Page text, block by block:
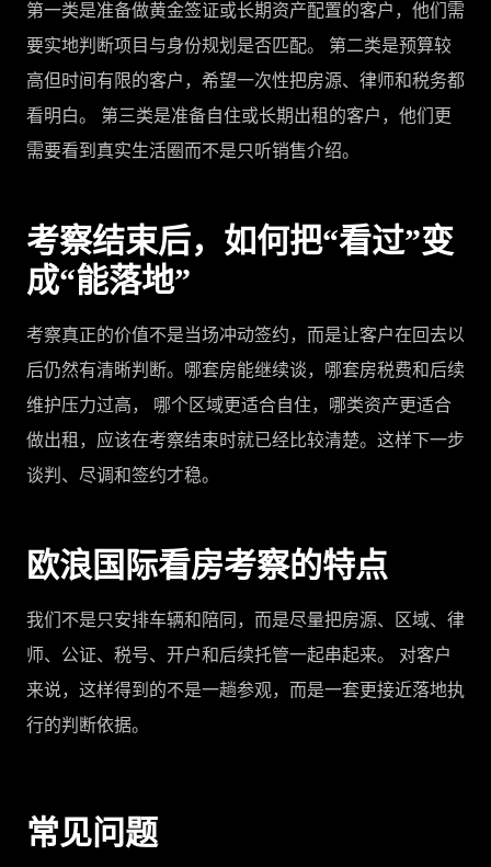
第一类是准备做黄金签证或长期资产配置的客户，他们需
要实地判断项目与身份规划是否匹配。 第二类是预算较
高但时间有限的客户，希望一次性把房源、律师和税务都
看明白。 第三类是准备自住或长期出租的客户，他们更
需要看到真实生活圈而不是只听销售介绍。
考察结束后，如何把“看过”变
成“能落地”
考察真正的价值不是当场冲动签约，而是让客户在回去以
后仍然有清晰判断。哪套房能继续谈，哪套房税费和后续
维护压力过高， 哪个区域更适合自住，哪类资产更适合
做出租，应该在考察结束时就已经比较清楚。这样下一步
谈判、尽调和签约才稳。
欧浪国际看房考察的特点
我们不是只安排车辆和陪同，而是尽量把房源、区域、律
师、公证、税号、开户和后续托管一起串起来。 对客户
来说，这样得到的不是一趟参观，而是一套更接近落地执
行的判断依据。
常见问题